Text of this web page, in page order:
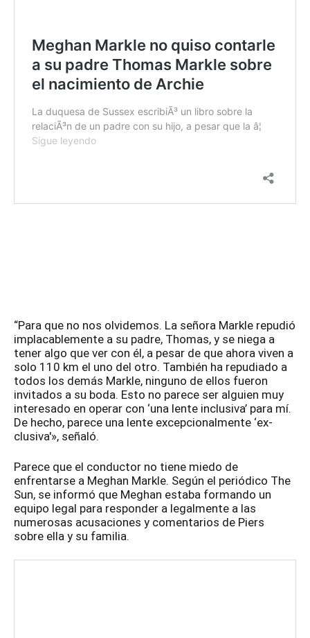
“Para que no nos olvidemos. La señora Markle repudió
implacablemente a su padre, Thomas, y se niega a
tener algo que ver con él, a pesar de que ahora viven a
solo 110 km el uno del otro. También ha repudiado a
todos los demás Markle, ninguno de ellos fueron
invitados a su boda. Esto no parece ser alguien muy
interesado en operar con ‘una lente inclusiva’ para mí.
De hecho, parece una lente excepcionalmente ‘ex-
clusiva'», señaló.
Parece que el conductor no tiene miedo de
enfrentarse a Meghan Markle. Según el periódico The
Sun, se informó que Meghan estaba formando un
equipo legal para responder a legalmente a las
numerosas acusaciones y comentarios de Piers
sobre ella y su familia.